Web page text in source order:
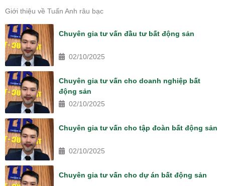
Giới thiệu về Tuấn Anh râu bạc
Chuyên gia tư vấn đầu tư bất động sản
02/10/2025
Chuyên gia tư vấn cho doanh nghiệp bất
động sản
02/10/2025
Chuyên gia tư vấn cho tập đoàn bất động sản
02/10/2025
Chuyên gia tư vấn cho dự án bất động sản